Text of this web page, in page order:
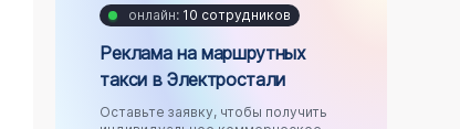
онлайн: 10 сотрудников
Реклама на маршрутных
такси в Электростали
Оставьте заявку, чтобы получить